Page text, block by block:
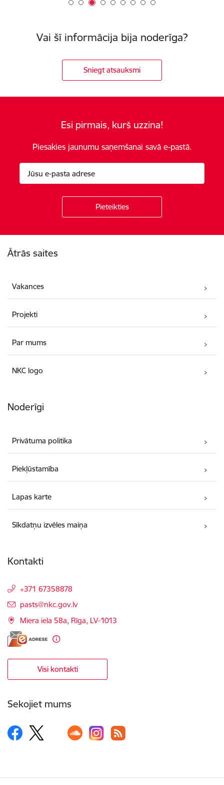
Vai šī informācija bija noderīga?
Sniegt atsauksmi
Esi pirmais, kurš uzzina!
Piesakies jaunumu saņemšanai savā e-pastā.
Ātrās saites
Vakances
Projekti
Par mums
NKC logo
Noderīgi
Privātuma politika
Piekļūstamība
Lapas karte
Sīkdatņu izvēles maiņa
Kontakti
+371 67358878
E-pasts:
pasts@nkc.gov.lv
Miera iela 58a, Rīga, LV-1013
Visi kontakti
Sekojiet mums